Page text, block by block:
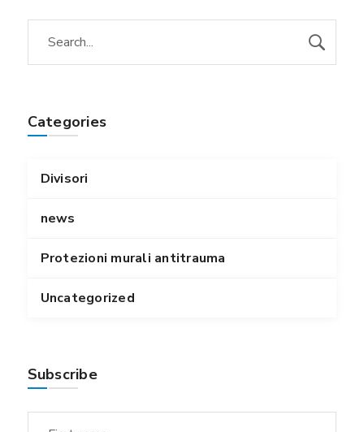
Categories
Divisori
news
Protezioni murali antitrauma
Uncategorized
Subscribe